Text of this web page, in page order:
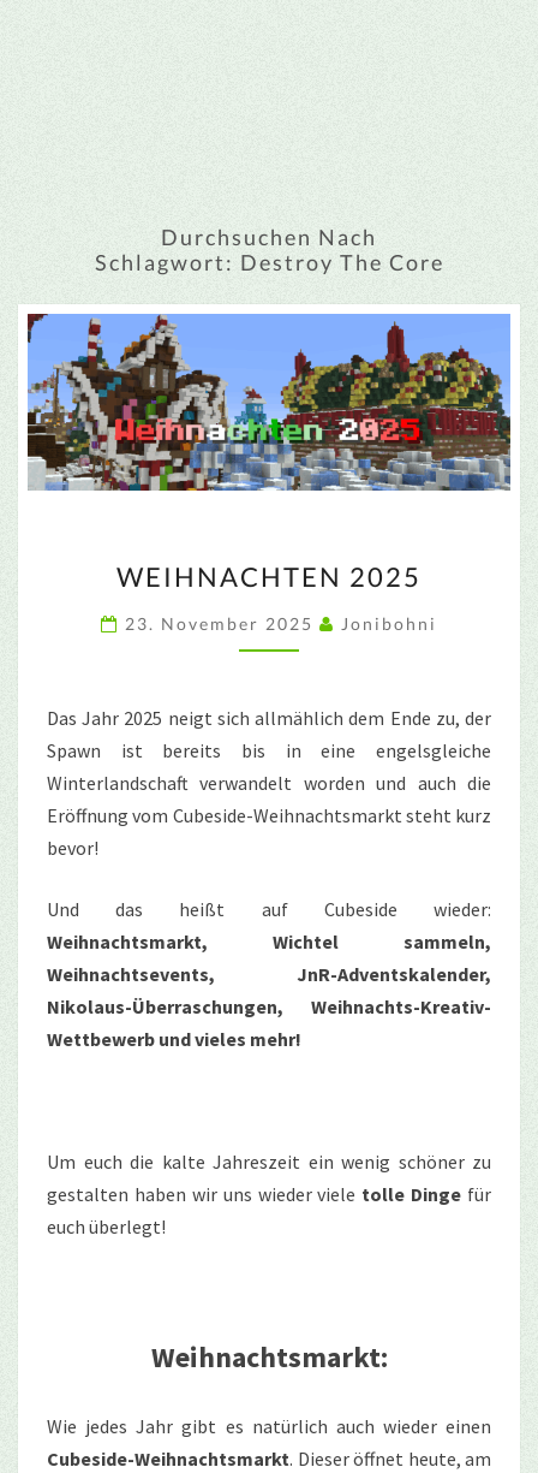
Durchsuchen Nach
Schlagwort: Destroy The Core
2025
WEIHNACHTEN 2025
23. November 2025 Jonibohni
Das Jahr 2025 neigt sich allmählich dem Ende zu, der
Spawn ist bereits bis in eine engelsgleiche
Winterlandschaft verwandelt worden und auch die
Eröffnung vom Cubeside-Weihnachtsmarkt steht kurz
bevor!
Und das heißt auf Cubeside wieder:
Weihnachtsmarkt, Wichtel sammeln,
Weihnachtsevents, JnR-Adventskalender,
Nikolaus-Überraschungen, Weihnachts-Kreativ-
Wettbewerb und vieles mehr!
Um euch die kalte Jahreszeit ein wenig schöner zu
gestalten haben wir uns wieder viele tolle Dinge für
euch überlegt!
Weihnachtsmarkt:
Wie jedes Jahr gibt es natürlich auch wieder einen
Cubeside-Weihnachtsmarkt. Dieser öffnet heute, am